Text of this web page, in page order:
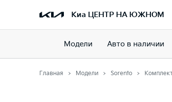
Киа ЦЕНТР НА ЮЖНОМ
Модели Авто в наличии
Главная Модели Sorento